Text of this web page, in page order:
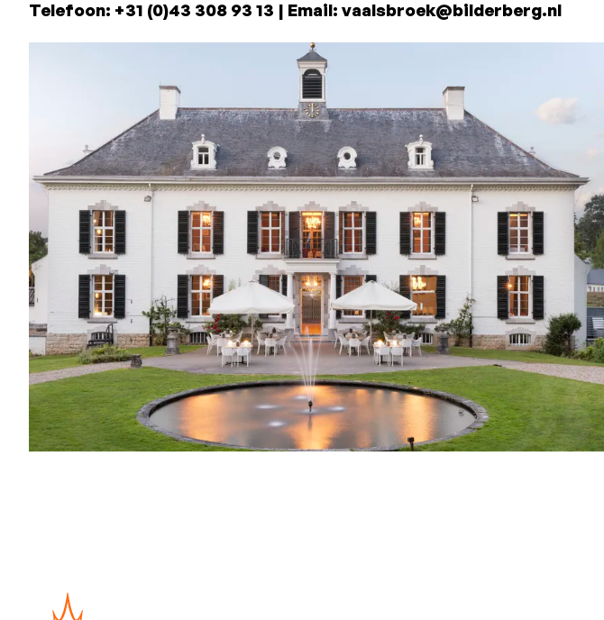
Telefoon: +31 (0)43 308 93 13 | Email: vaalsbroek@bilderberg.nl